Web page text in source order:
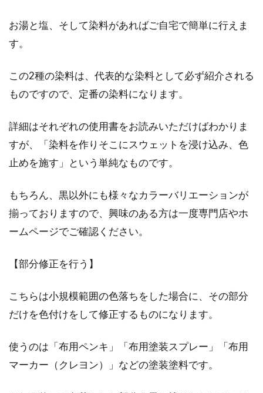
お湯と塩、そして染料があればご自宅で簡単に行えま
す。
この2種の染料は、代表的な染料として必ず紹介される
ものですので、定番の染料になります。
詳細はそれぞれの使用書をお読みいただけばわかりま
すが、「染料を作りそこにスウェットを浸け込み、色
止めを施す」という単純なものです。
もちろん、黒以外にも様々なカラーバリエーションが
揃っておりますので、興味のある方は一度専門店やホ
ームページでご確認ください。
【部分修正を行う】
こちらは小規模範囲の色落ちをした場合に、その部分
だけを色付けをして修正するものになります。
使うのは「布用ペンキ」「布用塗装スプレー」「布用
マーカー（クレヨン）」などの塗装塗料です。